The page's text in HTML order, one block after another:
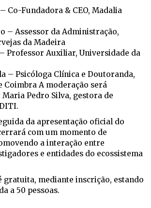
Co-Fundadora & CEO, Madalia
– Assessor da Administração,
da Madeira
Professor Auxiliar, Universidade da
– Psicóloga Clínica e Doutoranda,
Coimbra A moderação será
Pedro Silva, gestora de
da apresentação oficial do
com um momento de
a interação entre
e entidades do ecossistema
gratuita, mediante inscrição, estando
a 50 pessoas.